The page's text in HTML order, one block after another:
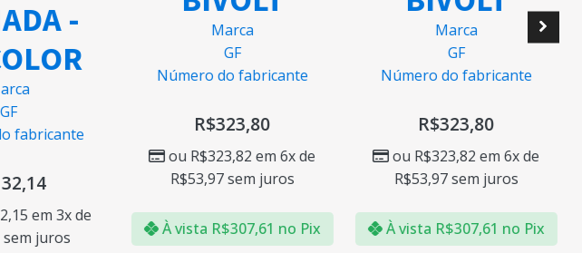
-
GF
fabricante
em 3x de
juros
Marca
GF
Número do fabricante
R$323,80
ou R$323,82em 6x de
R$53,97sem juros
À vista R$307,61 no Pix
Marca
GF
Número do fabricante
R$323,80
ou R$323,82em 6x de
R$53,97sem juros
À vista R$307,61 no Pix